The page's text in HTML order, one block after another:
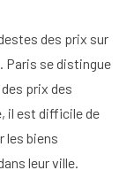
des prix sur
Paris se distingue
prix des
il est difficile de
les biens
leur ville.